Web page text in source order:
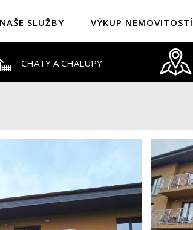
NAŠE SLUŽBY VÝKUP NEMOVITOSTÍ
CHATY A CHALUPY